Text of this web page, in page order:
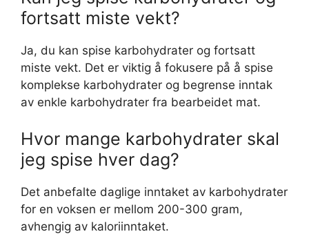
fortsatt miste vekt?
Ja, du kan spise karbohydrater og fortsatt
miste vekt. Det er viktig å fokusere på å spise
komplekse karbohydrater og begrense inntak
av enkle karbohydrater fra bearbeidet mat.
Hvor mange karbohydrater skal
jeg spise hver dag?
Det anbefalte daglige inntaket av karbohydrater
for en voksen er mellom 200-300 gram,
avhengig av kaloriinntaket.